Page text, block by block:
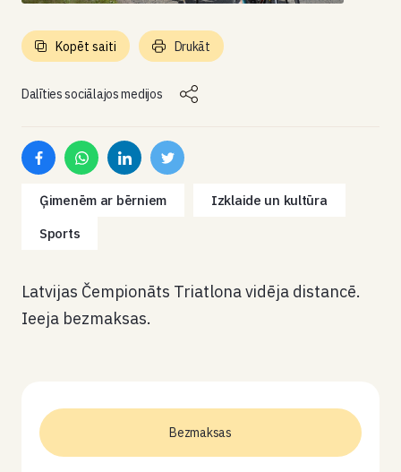
Dalīties sociālajos medijos
Kopēt saiti Drukāt
Ģimenēm ar bērniem
Izklaide un kultūra
Sports
Latvijas Čempionāts Triatlona vidēja distancē.
Ieeja bezmaksas.
Bezmaksas